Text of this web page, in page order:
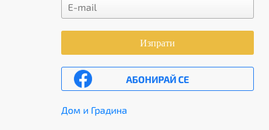
Изпрати
АБОНИРАЙ СЕ
Дом и Градина